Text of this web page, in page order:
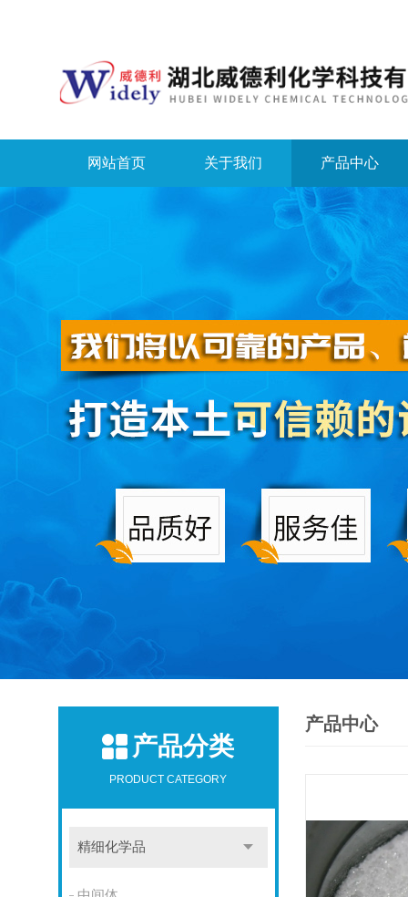
网站首页 关于我们 产品中心
产品分类
PRODUCT CATEGORY
精细化学品
产品中心